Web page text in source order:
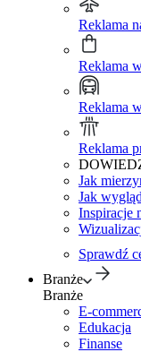
Reklama
Reklama
Reklama
Reklama
Jak
Jak
Inspiracje
Sprawdź
Branże
Branże
E-
Edukacja
Finanse